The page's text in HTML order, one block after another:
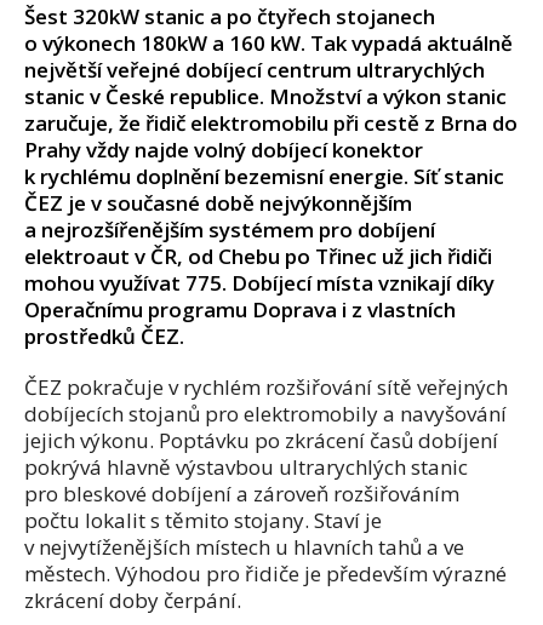
Šest 320kW stanic a po čtyřech stojanech
o výkonech 180kW a 160 kW. Tak vypadá aktuálně
největší veřejné dobíjecí centrum ultrarychlých
stanic v České republice. Množství a výkon stanic
zaručuje, že řidič elektromobilu při cestě z Brna do
Prahy vždy najde volný dobíjecí konektor
k rychlému doplnění bezemisní energie. Síť stanic
ČEZ je v současné době nejvýkonnějším
a nejrozšířenějším systémem pro dobíjení
elektroaut v ČR, od Chebu po Třinec už jich řidiči
mohou využívat 775. Dobíjecí místa vznikají díky
Operačnímu programu Doprava i z vlastních
prostředků ČEZ.
ČEZ pokračuje v rychlém rozšiřování sítě veřejných
dobíjecích stojanů pro elektromobily a navyšování
jejich výkonu. Poptávku po zkrácení časů dobíjení
pokrývá hlavně výstavbou ultrarychlých stanic
pro bleskové dobíjení a zároveň rozšiřováním
počtu lokalit s těmito stojany. Staví je
v nejvytíženějších místech u hlavních tahů a ve
městech. Výhodou pro řidiče je především výrazné
zkrácení doby čerpání.